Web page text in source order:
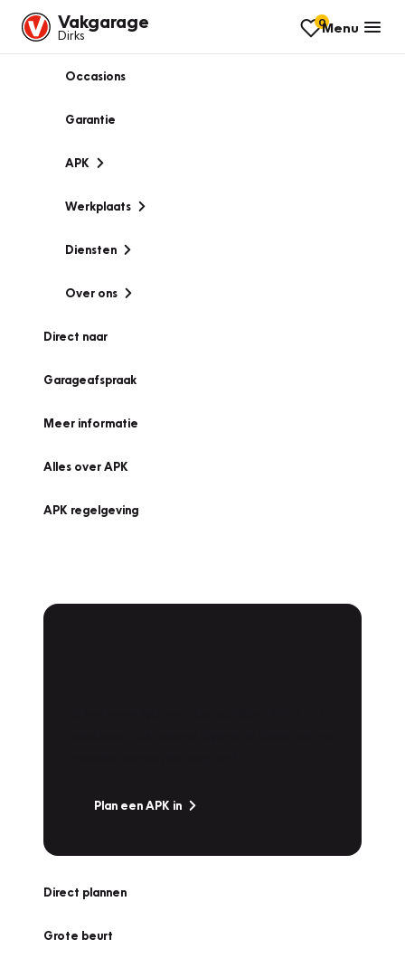
Vakgarage
Dirks
0Menu
Occasions
Garantie
APK
Werkplaats
Diensten
Over ons
Direct naar
Garageafspraak
Meer informatie
Alles over APK
APK regelgeving
Plan een APK in
Direct plannen
Grote beurt